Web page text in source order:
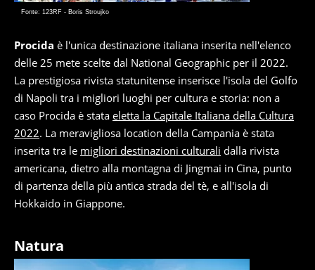
Fonte: 123RF - Boris Stroujko
Procida è l'unica destinazione italiana inserita nell'elenco
delle 25 mete scelte dal National Geographic per il 2022.
La prestigiosa rivista statunitense inserisce l'isola del Golfo
di Napoli tra i migliori luoghi per cultura e storia: non a
caso Procida è stata eletta la Capitale Italiana della Cultura
2022. La meravigliosa location della Campania è stata
inserita tra le migliori destinazioni culturali dalla rivista
americana, dietro alla montagna di Jingmai in Cina, punto
di partenza della più antica strada del tè, e all'isola di
Hokkaido in Giappone.
Natura